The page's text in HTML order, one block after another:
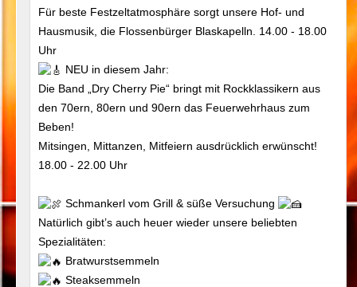
Für beste Festzeltatmosphäre sorgt unsere Hof- und
Hausmusik, die Flossenbürger Blaskapelln. 14.00 - 18.00
Uhr
NEU in diesem Jahr:
Die Band „Dry Cherry Pie“ bringt mit Rockklassikern aus
den 70ern, 80ern und 90ern das Feuerwehrhaus zum
Beben!
Mitsingen, Mittanzen, Mitfeiern ausdrücklich erwünscht!
18.00 - 22.00 Uhr
Schmankerl vom Grill & süße Versuchung
Natürlich gibt’s auch heuer wieder unsere beliebten
Spezialitäten:
Bratwurstsemmeln
Steaksemmeln